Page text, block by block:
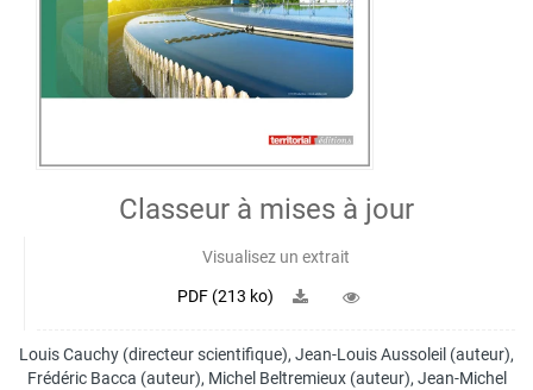
Classeur à mises à jour
Visualisez un extrait
PDF (213 ko)
Louis Cauchy (directeur scientifique), Jean-Louis Aussoleil (auteur),
Frédéric Bacca (auteur), Michel Beltremieux(auteur), Jean-Michel